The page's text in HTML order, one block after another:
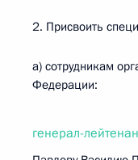
2. Присвоить
а) сотрудникам
Федерации:
генерал-